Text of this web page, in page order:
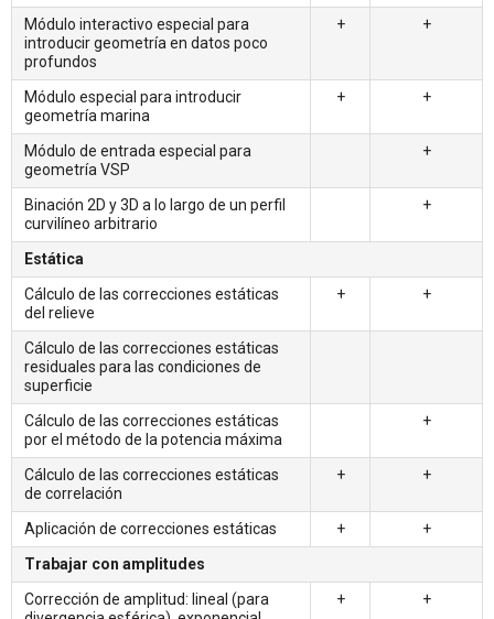
Módulo interactivo especial para
introducir geometría en datos poco
profundos
+ +
Módulo especial para introducir
geometría marina
+ +
Módulo de entrada especial para
geometría VSP
+
Binación 2D y 3D a lo largo de un perfil
curvilíneo arbitrario
+
Estática
Cálculo de las correcciones estáticas
del relieve
+ +
Cálculo de las correcciones estáticas
residuales para las condiciones de
superficie
Cálculo de las correcciones estáticas
por el método de la potencia máxima
+
Cálculo de las correcciones estáticas
de correlación
+ +
Aplicación de correcciones estáticas +
+
Trabajar con amplitudes
Corrección de amplitud: lineal (para
+ +